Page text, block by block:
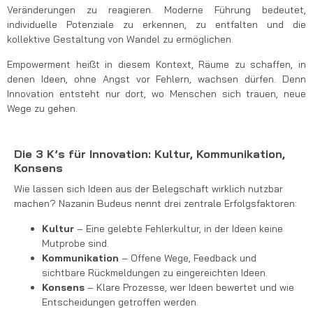
Veränderungen zu reagieren. Moderne Führung bedeutet,
individuelle Potenziale zu erkennen, zu entfalten und die
kollektive Gestaltung von Wandel zu ermöglichen.
Empowerment heißt in diesem Kontext, Räume zu schaffen, in
denen Ideen, ohne Angst vor Fehlern, wachsen dürfen. Denn
Innovation entsteht nur dort, wo Menschen sich trauen, neue
Wege zu gehen.
Die 3 K’s für Innovation: Kultur, Kommunikation,
Konsens
Wie lassen sich Ideen aus der Belegschaft wirklich nutzbar
machen? Nazanin Budeus nennt drei zentrale Erfolgsfaktoren:
Kultur – Eine gelebte Fehlerkultur, in der Ideen keine
Mutprobe sind.
Kommunikation – Offene Wege, Feedback und
sichtbare Rückmeldungen zu eingereichten Ideen.
Konsens – Klare Prozesse, wer Ideen bewertet und wie
Entscheidungen getroffen werden.